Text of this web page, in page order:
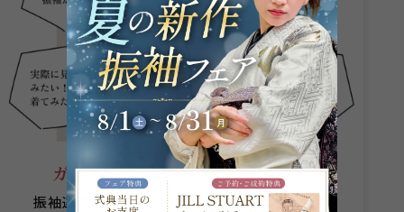
ガーネットにお任せください。
振袖選びからヘアメイクまでプロのスタッフが